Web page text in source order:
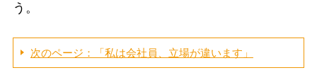
う。
次のページ：「私は会社員、立場が違います」